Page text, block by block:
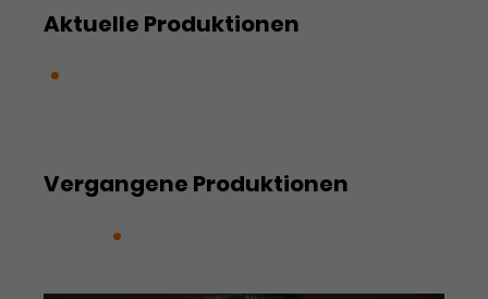
Aktuelle Produktionen
Vergangene Produktionen